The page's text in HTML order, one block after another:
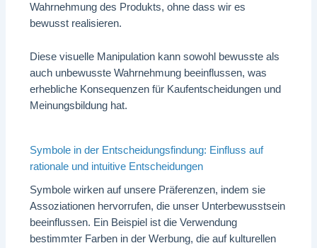
Wahrnehmung des Produkts, ohne dass wir es
bewusst realisieren.
Diese visuelle Manipulation kann sowohl bewusste als
auch unbewusste Wahrnehmung beeinflussen, was
erhebliche Konsequenzen für Kaufentscheidungen und
Meinungsbildung hat.
Symbole in der Entscheidungsfindung: Einfluss auf
rationale und intuitive Entscheidungen
Symbole wirken auf unsere Präferenzen, indem sie
Assoziationen hervorrufen, die unser Unterbewusstsein
beeinflussen. Ein Beispiel ist die Verwendung
bestimmter Farben in der Werbung, die auf kulturellen